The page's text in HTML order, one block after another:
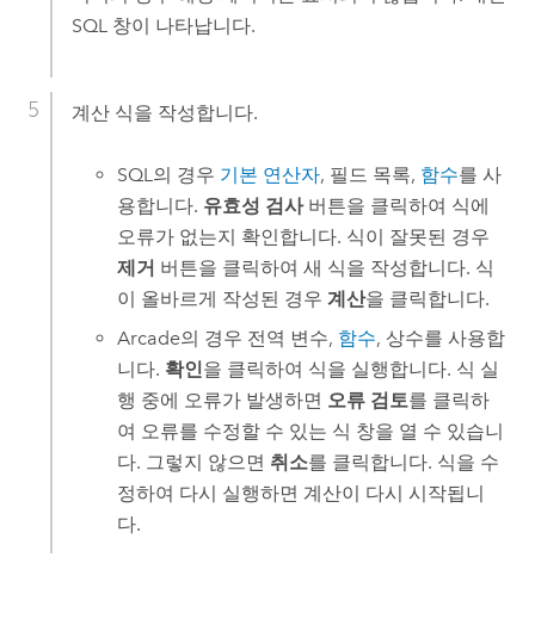
SQL 창이 나타납니다.
계산 식을 작성합니다.
SQL의 경우 기본 연산자, 필드 목록, 함수를 사
용합니다. 유효성 검사버튼을 클릭하여 식에
오류가 없는지 확인합니다. 식이 잘못된 경우
제거 버튼을 클릭하여 새 식을 작성합니다. 식
이 올바르게 작성된 경우계산을 클릭합니다.
Arcade의 경우 전역 변수, 함수, 상수를 사용합
니다. 확인을 클릭하여 식을 실행합니다. 식 실
행 중에 오류가 발생하면 오류 검토를 클릭하
여 오류를 수정할 수 있는 식 창을 열 수 있습니
다. 그렇지 않으면 취소를 클릭합니다. 식을 수
정하여 다시 실행하면 계산이 다시 시작됩니
다.